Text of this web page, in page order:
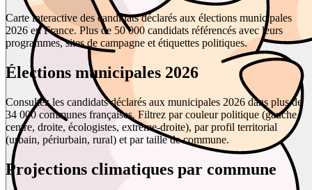
Carte interactive des candidats déclarés aux élections municipales
2026 en France. Plus de 50 000 candidats référencés avec leurs
programmes, sites de campagne et étiquettes politiques.
Élections municipales 2026
Consultez les candidats déclarés aux municipales 2026 dans plus de
34 000 communes françaises. Filtrez par couleur politique (gauche,
centre, droite, écologistes, extrême-droite), par profil territorial
(urbain, périurbain, rural) et par taille de commune.
Projections climatiques par commune